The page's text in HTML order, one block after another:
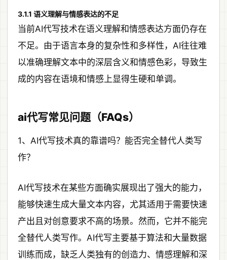
3.1.1 语义理解与情感表达的不足
当前AI代写技术在语义理解和情感表达方面仍存在
不足。由于语言本身的复杂性和多样性，AI往往难
以准确理解文本中的深层含义和情感色彩，导致生
成的内容在语境和情感上显得生硬和单调。
ai代写常见问题（FAQs）
1、AI代写技术真的靠谱吗？能否完全替代人类写
作？
AI代写技术在某些方面确实展现出了强大的能力，
能够快速生成大量文本内容，尤其适用于需要快速
产出且对创意要求不高的场景。然而，它并不能完
全替代人类写作。AI代写主要基于算法和大量数据
训练而成，缺乏人类独有的创造力、情感理解和深